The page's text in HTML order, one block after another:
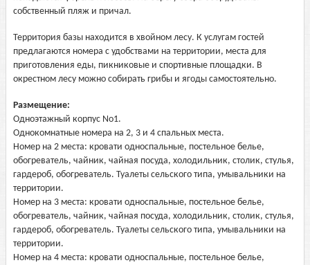
собственный пляж и причал.
Территория базы находится в хвойном лесу. К услугам гостей
предлагаются номера с удобствами на территории, места для
приготовления еды, пикниковые и спортивные площадки. В
окрестном лесу можно собирать грибы и ягоды самостоятельно.
Размещение:
Одноэтажный корпус No1.
Однокомнатные номера на 2, 3 и 4 спальных места.
Номер на 2 места: кровати односпальные, постельное белье,
обогреватель, чайник, чайная посуда, холодильник, столик, стулья,
гардероб, обогреватель. Туалеты сельского типа, умывальники на
территории.
Номер на 3 места: кровати односпальные, постельное белье,
обогреватель, чайник, чайная посуда, холодильник, столик, стулья,
гардероб, обогреватель. Туалеты сельского типа, умывальники на
территории.
Номер на 4 места: кровати односпальные, постельное белье,